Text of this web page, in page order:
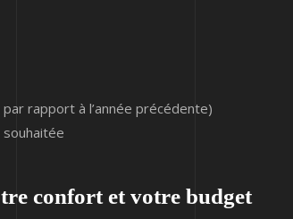
rapport à l’année précédente)
confort et votre budget